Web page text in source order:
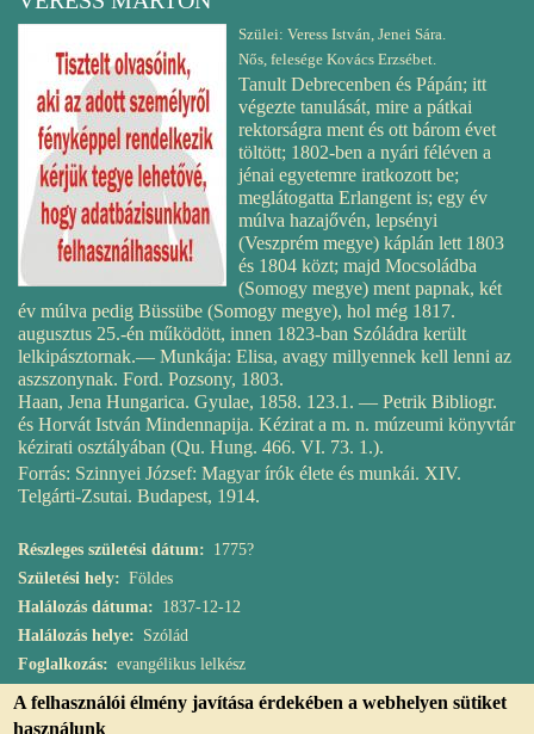
Szülei: Veress István, Jenei Sára.
Nős, felesége Kovács Erzsébet.
Tanult Debrecenben és Pápán; itt
végezte tanulását, mire a pátkai
rektorságra ment és ott bárom évet
töltött; 1802-ben a nyári féléven a
jénai egyetemre iratkozott be;
meglátogatta Erlangent is; egy év
múlva hazajővén, lepsényi
(Veszprém megye) káplán lett 1803
és 1804 közt; majd Mocsoládba
(Somogy megye) ment papnak, két
év múlva pedig Büssübe (Somogy megye), hol még 1817.
augusztus 25.-én működött, innen 1823-ban Szóládra került
lelkipásztornak.— Munkája: Elisa, avagy millyennek kell lenni az
aszszonynak. Ford. Pozsony, 1803.
Haan, Jena Hungarica. Gyulae, 1858. 123.1. — Petrik Bibliogr.
és Horvát István Mindennapija. Kézirat a m. n. múzeumi könyvtár
kézirati osztályában (Qu. Hung. 466. VI. 73. 1.).
Forrás: Szinnyei József: Magyar írók élete és munkái. XIV.
Telgárti-Zsutai. Budapest, 1914.
Részleges születési dátum
1775?
Születési hely
Földes
Halálozás dátuma
1837-12-12
Halálozás helye
Szólád
Foglalkozás
evangélikus lelkész
A felhasználói élmény javítása érdekében a webhelyen sütiket
használunk